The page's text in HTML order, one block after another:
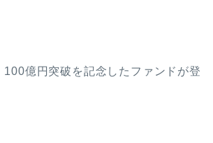
100億円突破を記念したファンドが登